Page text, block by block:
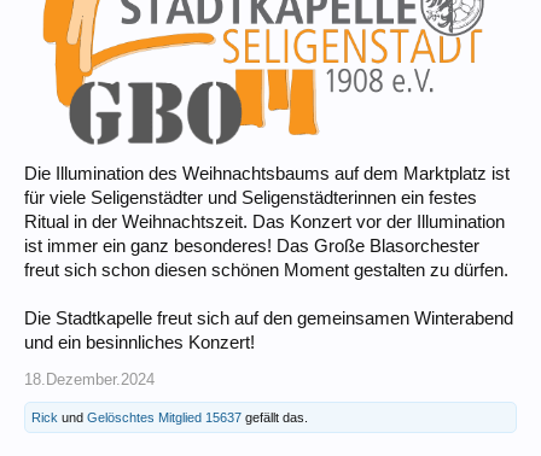
Die Illumination des Weihnachtsbaums auf dem Marktplatz ist
für viele Seligenstädter und Seligenstädterinnen ein festes
Ritual in der Weihnachtszeit. Das Konzert vor der Illumination
ist immer ein ganz besonderes! Das Große Blasorchester
freut sich schon diesen schönen Moment gestalten zu dürfen.
Die Stadtkapelle freut sich auf den gemeinsamen Winterabend
und ein besinnliches Konzert!
18.Dezember.2024
Rick und Gelöschtes Mitglied 15637 gefällt das.